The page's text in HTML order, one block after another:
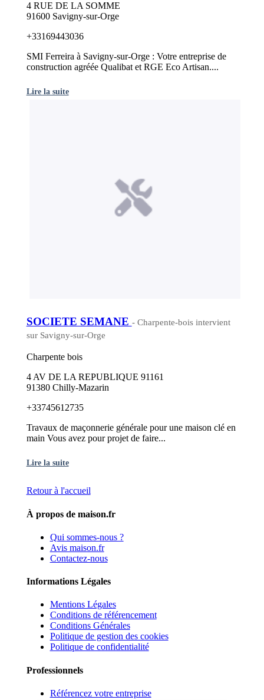
4 RUE DE LA SOMME
91600 Savigny-sur-Orge
+33169443036
SMI Ferreira à Savigny-sur-Orge : Votre entreprise de
construction agréée Qualibat et RGE Eco Artisan....
Lire la suite
SOCIETE SEMANE - Charpente-bois intervient
sur Savigny-sur-Orge
Charpente bois
4 AV DE LA REPUBLIQUE 91161
91380 Chilly-Mazarin
+33745612735
Travaux de maçonnerie générale pour une maison clé en
main Vous avez pour projet de faire...
Lire la suite
Retour à l'accueil
À propos de maison.fr
Qui sommes-nous ?
Avis maison.fr
Contactez-nous
Informations Légales
Mentions Légales
Conditions de référencement
Conditions Générales
Politique de gestion des cookies
Politique de confidentialité
Professionnels
Référencez votre entreprise